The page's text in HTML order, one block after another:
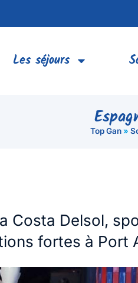
Les séjours
Top Gan»
Costa Delsol,
fortes à Port